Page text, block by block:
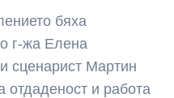
бяха
г-жа Елена
сценарист Мартин
отдаденост и работа